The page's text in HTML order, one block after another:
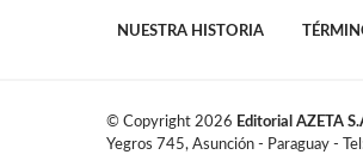
NUESTRA HISTORIA
© Copyright 2026 Editorial AZETA
Yegros 745, Asunción - Paraguay -